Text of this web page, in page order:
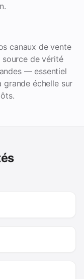
canaux de vente
de vérité
— essentiel
grande échelle sur